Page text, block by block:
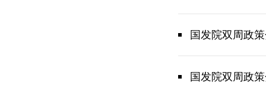
国发院双周政
国发院双周政